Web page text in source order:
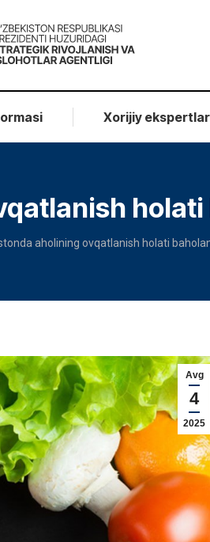
Xorijiy ekspertlar
aholining ovqatlanish holati
Avg
4
2025